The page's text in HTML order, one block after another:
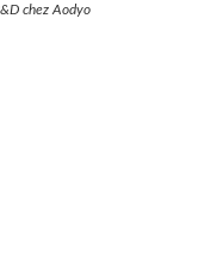
chez Aodyo